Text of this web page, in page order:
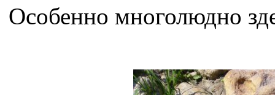
Особенно многолюдно